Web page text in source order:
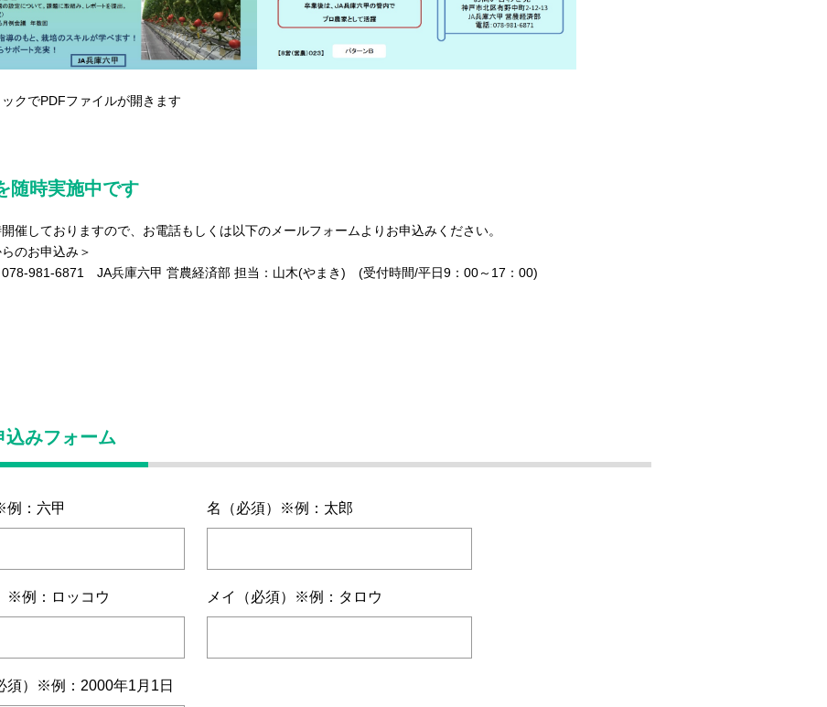
クでPDFファイルが開きます
随時実施中です
催しておりますので、お電話もしくは以下のメールフォームよりお申込みください。
のお申込み＞
078-981-6871 JA兵庫六甲 営農経済部 担当：山木(やまき) (受付時間/平日9：00～17：00)
込みフォーム
：六甲 名（必須）※例：太郎
※例：ロッコウ メイ（必須）※例：タロウ
須）※例：2000年1月1日